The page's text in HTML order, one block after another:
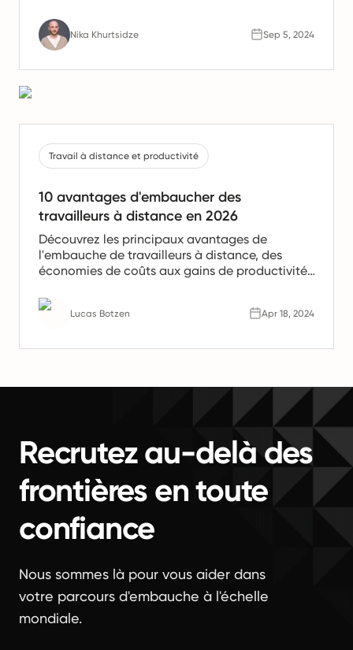
Nika Khurtsidze Sep 5, 2024
Travail à distance et productivité
10 avantages d'embaucher des
travailleurs à distance en 2026
Découvrez les principaux avantages de
l'embauche de travailleurs à distance, des
économies de coûts aux gains de productivité.
l'avenir du travail.
Lucas Botzen Apr 18, 2024
Recrutez au-delà des
frontières en toute
confiance
Nous sommes là pour vous aider dans
votre parcours d'embauche à l'échelle
mondiale.